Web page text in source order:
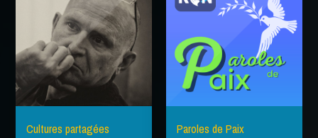
Cultures partagées Paroles de Paix